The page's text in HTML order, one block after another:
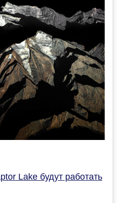
Lake будут работать